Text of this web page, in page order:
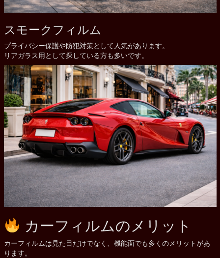
スモークフィルム
プライバシー保護や防犯対策として人気があります。
リアガラス用として探している方も多いです。
カーフィルムのメリット
カーフィルムは見た目だけでなく、機能面でも多くのメリットがあ
ります。